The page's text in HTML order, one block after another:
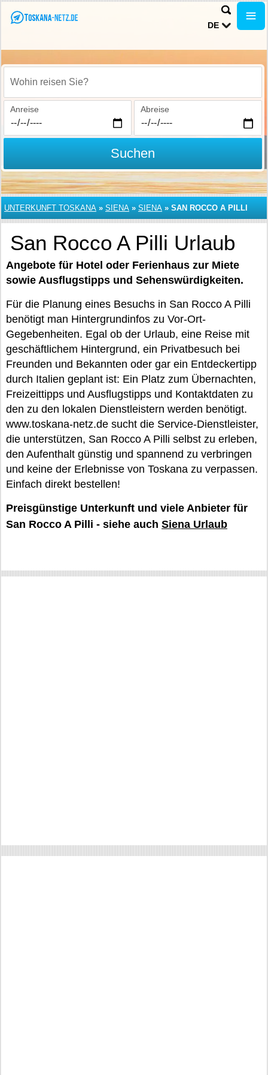
DE
Wohin reisen Sie?
Anreise Abreise
Suchen
UNTERKUNFT TOSKANA » SIENA » SIENA » SAN ROCCO A PILLI
San Rocco A Pilli Urlaub
Angebote für Hotel oder Ferienhaus zur Miete
sowie Ausflugstipps und Sehenswürdigkeiten.
Für die Planung eines Besuchs in San Rocco A Pilli
benötigt man Hintergrundinfos zu Vor-Ort-
Gegebenheiten. Egal ob der Urlaub, eine Reise mit
geschäftlichem Hintergrund, ein Privatbesuch bei
Freunden und Bekannten oder gar ein Entdeckertipp
durch Italien geplant ist: Ein Platz zum Übernachten,
Freizeittipps und Ausflugstipps und Kontaktdaten zu
den zu den lokalen Dienstleistern werden benötigt.
www.toskana-netz.de sucht die Service-Dienstleister,
die unterstützen, San Rocco A Pilli selbst zu erleben,
den Aufenthalt günstig und spannend zu verbringen
und keine der Erlebnisse von Toskana zu verpassen.
Einfach direkt bestellen!
Preisgünstige Unterkunft und viele Anbieter für
San Rocco A Pilli - siehe auch Siena Urlaub